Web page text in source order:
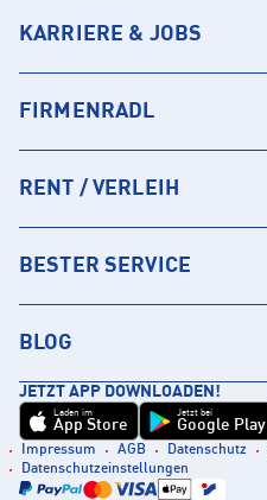
KARRIERE & JOBS
FIRMENRADL
RENT / VERLEIH
BESTER SERVICE
BLOG
JETZT APP DOWNLOADEN!
Laden im
App Store
Jetzt bei
Google Play
Impressum AGB Datenschutz
Datenschutzeinstellungen